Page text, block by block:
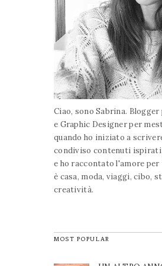
Ciao, sono Sabrina.
e Graphic Designer per
quando ho iniziato a
condiviso contenuti ispirati
e ho raccontato l'amore
è casa, moda, viaggi, cibo,
creatività.
MOST POPULAR